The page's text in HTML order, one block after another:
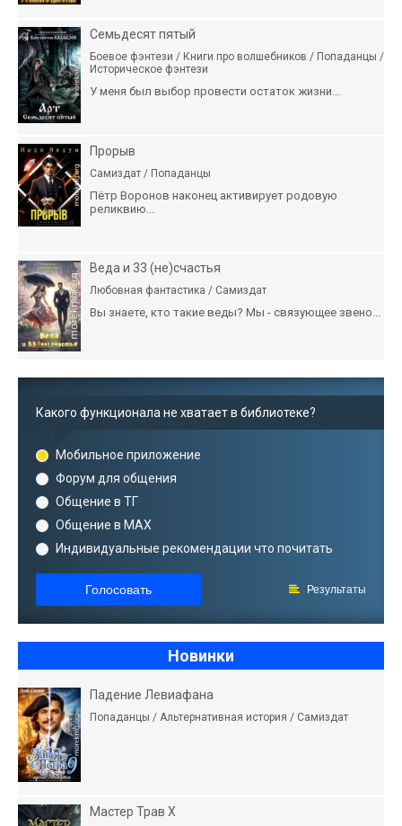
Семьдесят пятый
Боевое фэнтези / Книги про волшебников / Попаданцы /
Историческое фэнтези
У меня был выбор провести остаток жизни...
Прорыв
Самиздат / Попаданцы
Пётр Воронов наконец активирует родовую
реликвию...
Веда и 33 (не)счастья
Любовная фантастика / Самиздат
Вы знаете, кто такие веды? Мы - связующее звено...
Какого функционала не хватает в библиотеке?
Мобильное приложение
Форум для общения
Общение в ТГ
Общение в MAX
Индивидуальные рекомендации что почитать
Голосовать Результаты
Новинки
Падение Левиафана
Попаданцы / Альтернативная история / Самиздат
Мастер Трав X